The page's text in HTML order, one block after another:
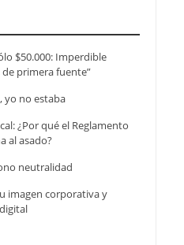
$50.000: Imperdible
primera fuente”
yo no estaba
¿Por qué el Reglamento
al asado?
neutralidad
imagen corporativa y